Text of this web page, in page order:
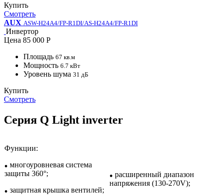
Купить
Смотреть
AUX ASW-H24A4/FP-R1DI/AS-H24A4/FP-R1DI
Инвертор
Цена 85 000 Р
Площадь 67 кв.м
Мощность 6.7 кВт
Уровень шума 31 дБ
Купить
Смотреть
Серия Q Light inverter
Функции:
● многоуровневая система
защиты 360°;
● защитная крышка вентилей;
● расширенный диапазон
напряжения (130-270V);